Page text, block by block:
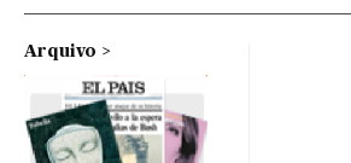
Arquivo